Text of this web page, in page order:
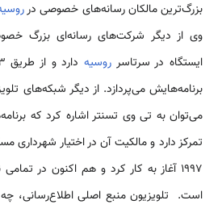
بزرگ‌ترین مالکان رسانه‌های خصوصی در
ایستگاه در سرتاسر روسیه
برنامه‌هایش می‌پردازد. از دیگر شبکه‌های
می‌توان به تی وی تسنتر اشاره کرد که
تمرکز دارد و مالکیت آن در اختیار
1997 آغاز به کار کرد و هم اکنون در تمامی نقاط
است. تلویزیون منبع اصلی اطلاع‌رسانی،